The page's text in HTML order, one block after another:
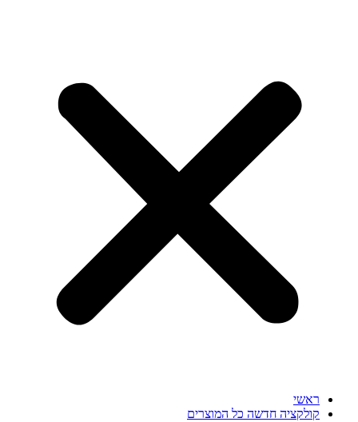
ראשי
קולקציה חדשה כל המוצרים